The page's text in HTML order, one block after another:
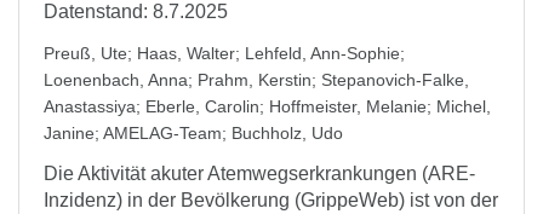
Datenstand: 8.7.2025
Preuß, Ute; Haas, Walter; Lehfeld, Ann-Sophie;
Loenenbach, Anna; Prahm, Kerstin; Stepanovich-Falke,
Anastassiya; Eberle, Carolin; Hoffmeister, Melanie; Michel,
Janine; AMELAG-Team; Buchholz, Udo
Die Aktivität akuter Atemwegserkrankungen (ARE-
Inzidenz) in der Bevölkerung (GrippeWeb) ist von der